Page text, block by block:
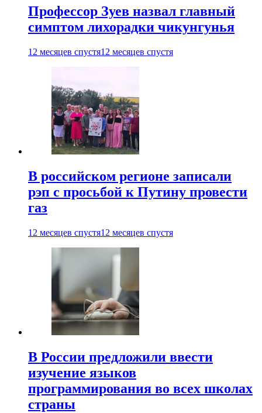
Профессор Зуев назвал главный
симптом лихорадки чикунгунья
12 месяцев спустя12 месяцев спустя
В российском регионе записали
рэп с просьбой к Путину провести
газ
12 месяцев спустя12 месяцев спустя
В России предложили ввести
изучение языков
программирования во всех школах
страны